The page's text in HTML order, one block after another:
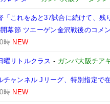
「これをあと37試合に続けて、
幕節 ツエーゲン金沢戦後のコメ
0時 NEW
曜リトルクラス - ガンバ大阪チア
チャンネル Jリーグ、特別指定で
0時 NEW